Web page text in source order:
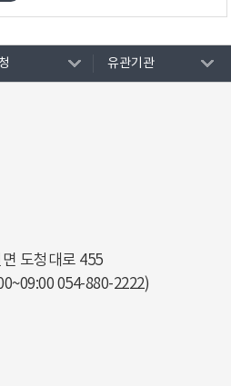
유관기관
도청대로 455
054-880-2222)